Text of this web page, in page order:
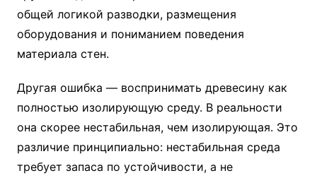
общей логикой разводки, размещения
оборудования и пониманием поведения
материала стен.
Другая ошибка — воспринимать древесину как
полностью изолирующую среду. В реальности
она скорее нестабильная, чем изолирующая. Это
различие принципиально: нестабильная среда
требует запаса по устойчивости, а не